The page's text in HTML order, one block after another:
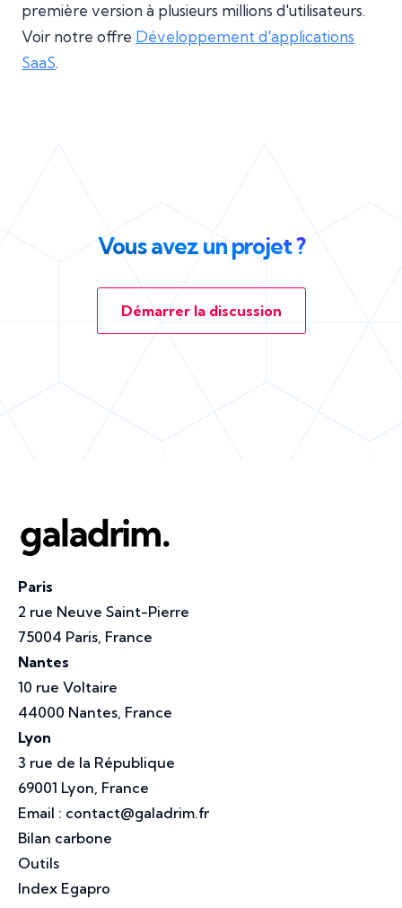
première version à plusieurs millions d'utilisateurs.
Voir notre offre Développement d'applications
SaaS.
Vous avez un projet ?
Démarrer la discussion
Paris
2 rue Neuve Saint-Pierre
75004 Paris, France
Nantes
10 rue Voltaire
44000 Nantes, France
Lyon
3 rue de la République
69001 Lyon, France
Email : contact@galadrim.fr
Bilan carbone
Outils
Index Egapro